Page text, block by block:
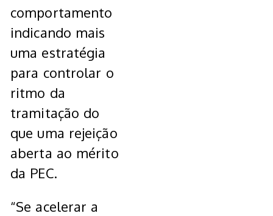
comportamento
indicando mais
uma estratégia
para controlar o
ritmo da
tramitação do
que uma rejeição
aberta ao mérito
da PEC.
“Se acelerar a